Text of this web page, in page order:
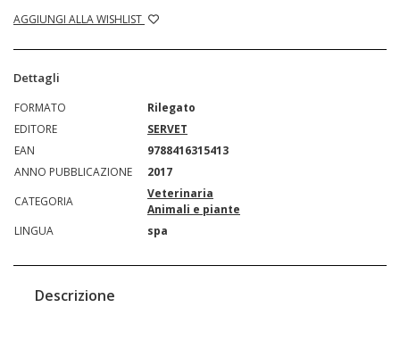
AGGIUNGI ALLA WISHLIST
Dettagli
FORMATO
Rilegato
EDITORE
SERVET
EAN
9788416315413
ANNO PUBBLICAZIONE
2017
CATEGORIA
Veterinaria
Animali e piante
LINGUA
spa
Descrizione